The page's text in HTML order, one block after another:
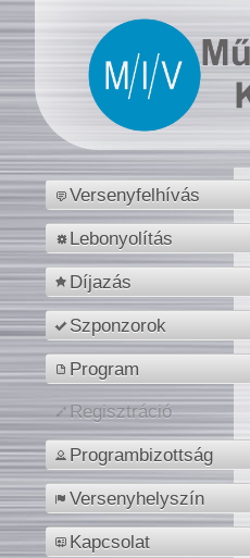
Versenyfelhívás
Lebonyolítás
Díjazás
Szponzorok
Program
Regisztráció
Programbizottság
Versenyhelyszín
Kapcsolat